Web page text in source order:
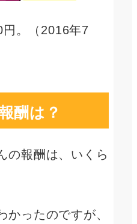
。（2016年7
酬は？
の報酬は、いくら
かったのですが、